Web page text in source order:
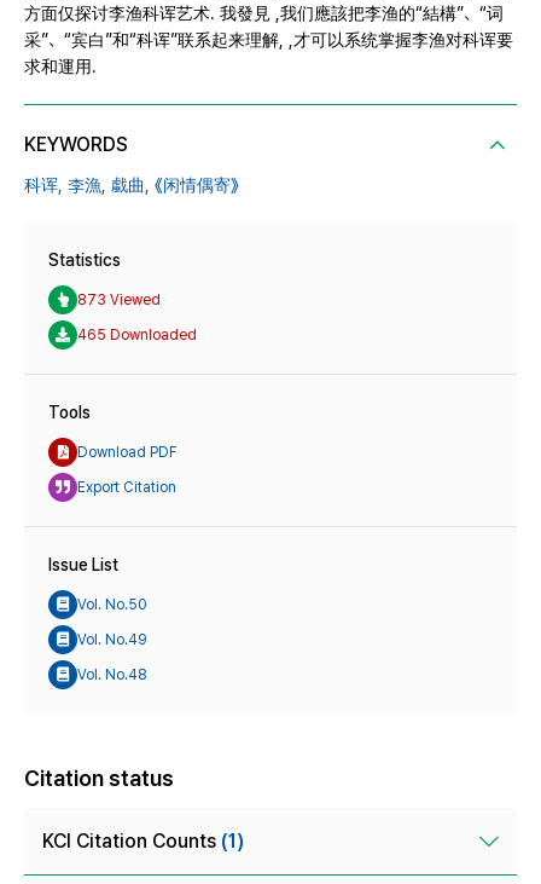
方面仅探讨李渔科诨艺术. 我發見 ,我们應該把李渔的“結構”、“词
采”、“宾白”和“科诨”联系起来理解, ,才可以系统掌握李渔对科诨要
求和運用.
KEYWORDS
科诨, 李漁, 戱曲, 《闲情偶寄》
Statistics
873 Viewed
465 Downloaded
Tools
Download PDF
Export Citation
Issue List
Vol. No.50
Vol. No.49
Vol. No.48
Citation status
KCI Citation Counts (1)